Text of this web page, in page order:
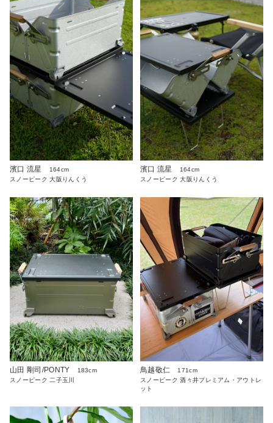
濱口 流星
164cm
スノーピーク 大阪りんくう
濱口 流星
164cm
スノーピーク 大阪りんくう
山田 剛司/PONTY
183cm
スノーピーク 二子玉川
鳥越敬仁
171cm
スノーピーク 酒々井プレミアム・アウトレ
ット